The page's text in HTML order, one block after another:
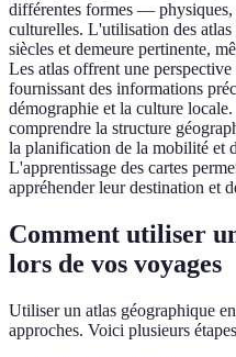
différentes formes —
culturelles. L'utilisation des atlas
siècles et demeure pertinente,
Les atlas offrent une
fournissant des informations
démographie et la culture
comprendre la structure
la planification de la mobilité et
L'apprentissage des cartes
appréhender leur destination et
Comment utiliser
lors de vos voyages
Utiliser un atlas géographique
approches. Voici plusieurs